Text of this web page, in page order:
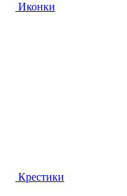
Иконки
Крестики